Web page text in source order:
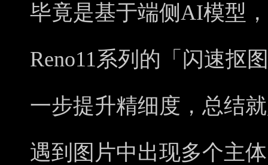
毕竟是基于端侧AI模型
Reno11系列的「闪速抠
一步提升精细度，总结
遇到图片中出现多个主